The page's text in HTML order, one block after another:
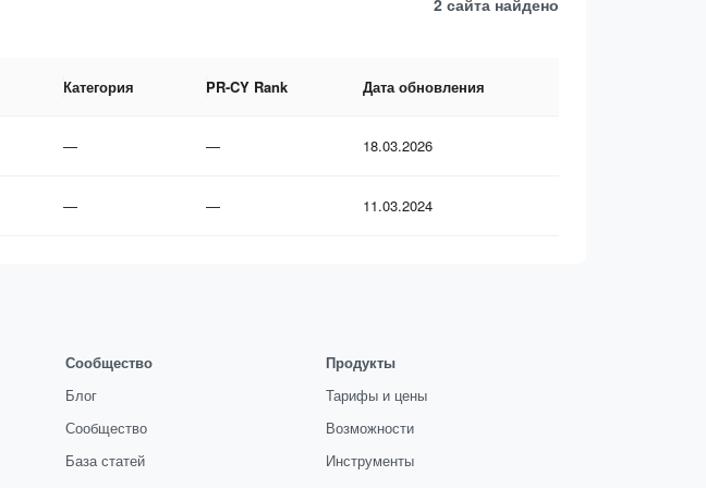
2 сайта найдено
Категория PR-CY Rank Дата обновления
— — 18.03.2026
— — 11.03.2024
Сообщество
Блог
Сообщество
База статей
Продукты
Тарифы и цены
Возможности
Инструменты